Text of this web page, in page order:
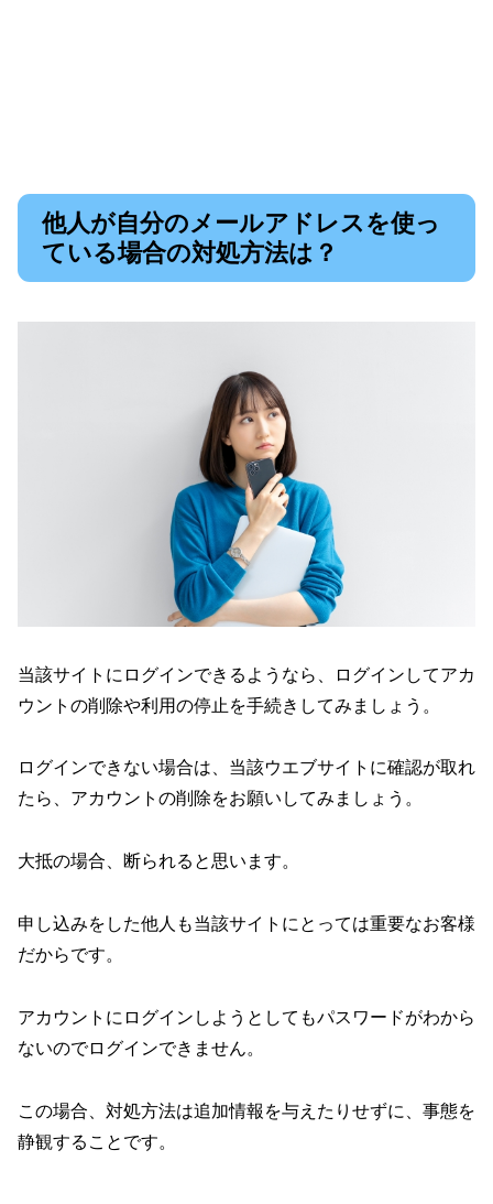
他人が自分のメールアドレスを使っ
ている場合の対処方法は？
当該サイトにログインできるようなら、ログインしてアカ
ウントの削除や利用の停止を手続きしてみましょう。
ログインできない場合は、当該ウエブサイトに確認が取れ
たら、アカウントの削除をお願いしてみましょう。
大抵の場合、断られると思います。
申し込みをした他人も当該サイトにとっては重要なお客様
だからです。
アカウントにログインしようとしてもパスワードがわから
ないのでログインできません。
この場合、対処方法は追加情報を与えたりせずに、事態を
静観することです。